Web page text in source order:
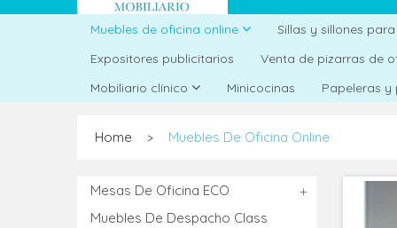
Muebles de oficina online
Sillas y sillones
Expositores publicitarios
Venta de pizarras de
Mobiliario clínico
Minicocinas Papeleras y
Home > Muebles De Oficina Online
Mesas De Oficina ECO
Muebles De Despacho Class